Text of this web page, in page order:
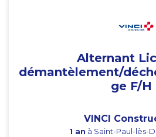
Alternant
démantèlement/
ge F/H
VINCI
1 an à Saint-Paul-lès-